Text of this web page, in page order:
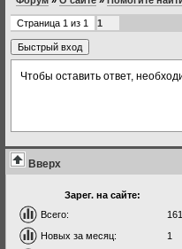
Страница 1 из 1 1
Чтобы оставить ответ,
Вверх
Зарег. на сайте:
Всего:
Новых за месяц:
1